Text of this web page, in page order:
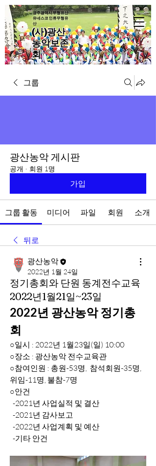
(사)광산
농악보존
회
광주광역시 무형유산·
유네스코 인류무형유
산
그룹
광산농악 게시판
공개 · 회원 1명
가입
그룹 활동 미디어 파일 회원 소개
뒤로
광산농악
2022년 1월 24일
정기총회와 단원 동계전수교육
2022년1월21일~23일
2022년 광산농악 정기총
회
○일시 : 2022년 1월23일(일) 10:00
○장소 : 광산농악 전수교육관
○참여인원 : 총원-53명,  참석회원-35명,
위임-11명, 불참-7명
○안건
  -2021년 사업실적 및 결산
  -2021년 감사보고
  -2022년 사업계획 및 예산
  -기타 안건